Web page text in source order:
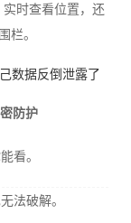
时查看位置，还
栏。
数据反倒泄露了
防护
看。
法破解。